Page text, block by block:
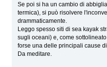
Se poi si ha un cambio di
termica), si può risolvere
drammaticamente.
Leggo spesso siti di sea kayak
sugli oceani) e, come
forse una delle principali cause
Da meditare.